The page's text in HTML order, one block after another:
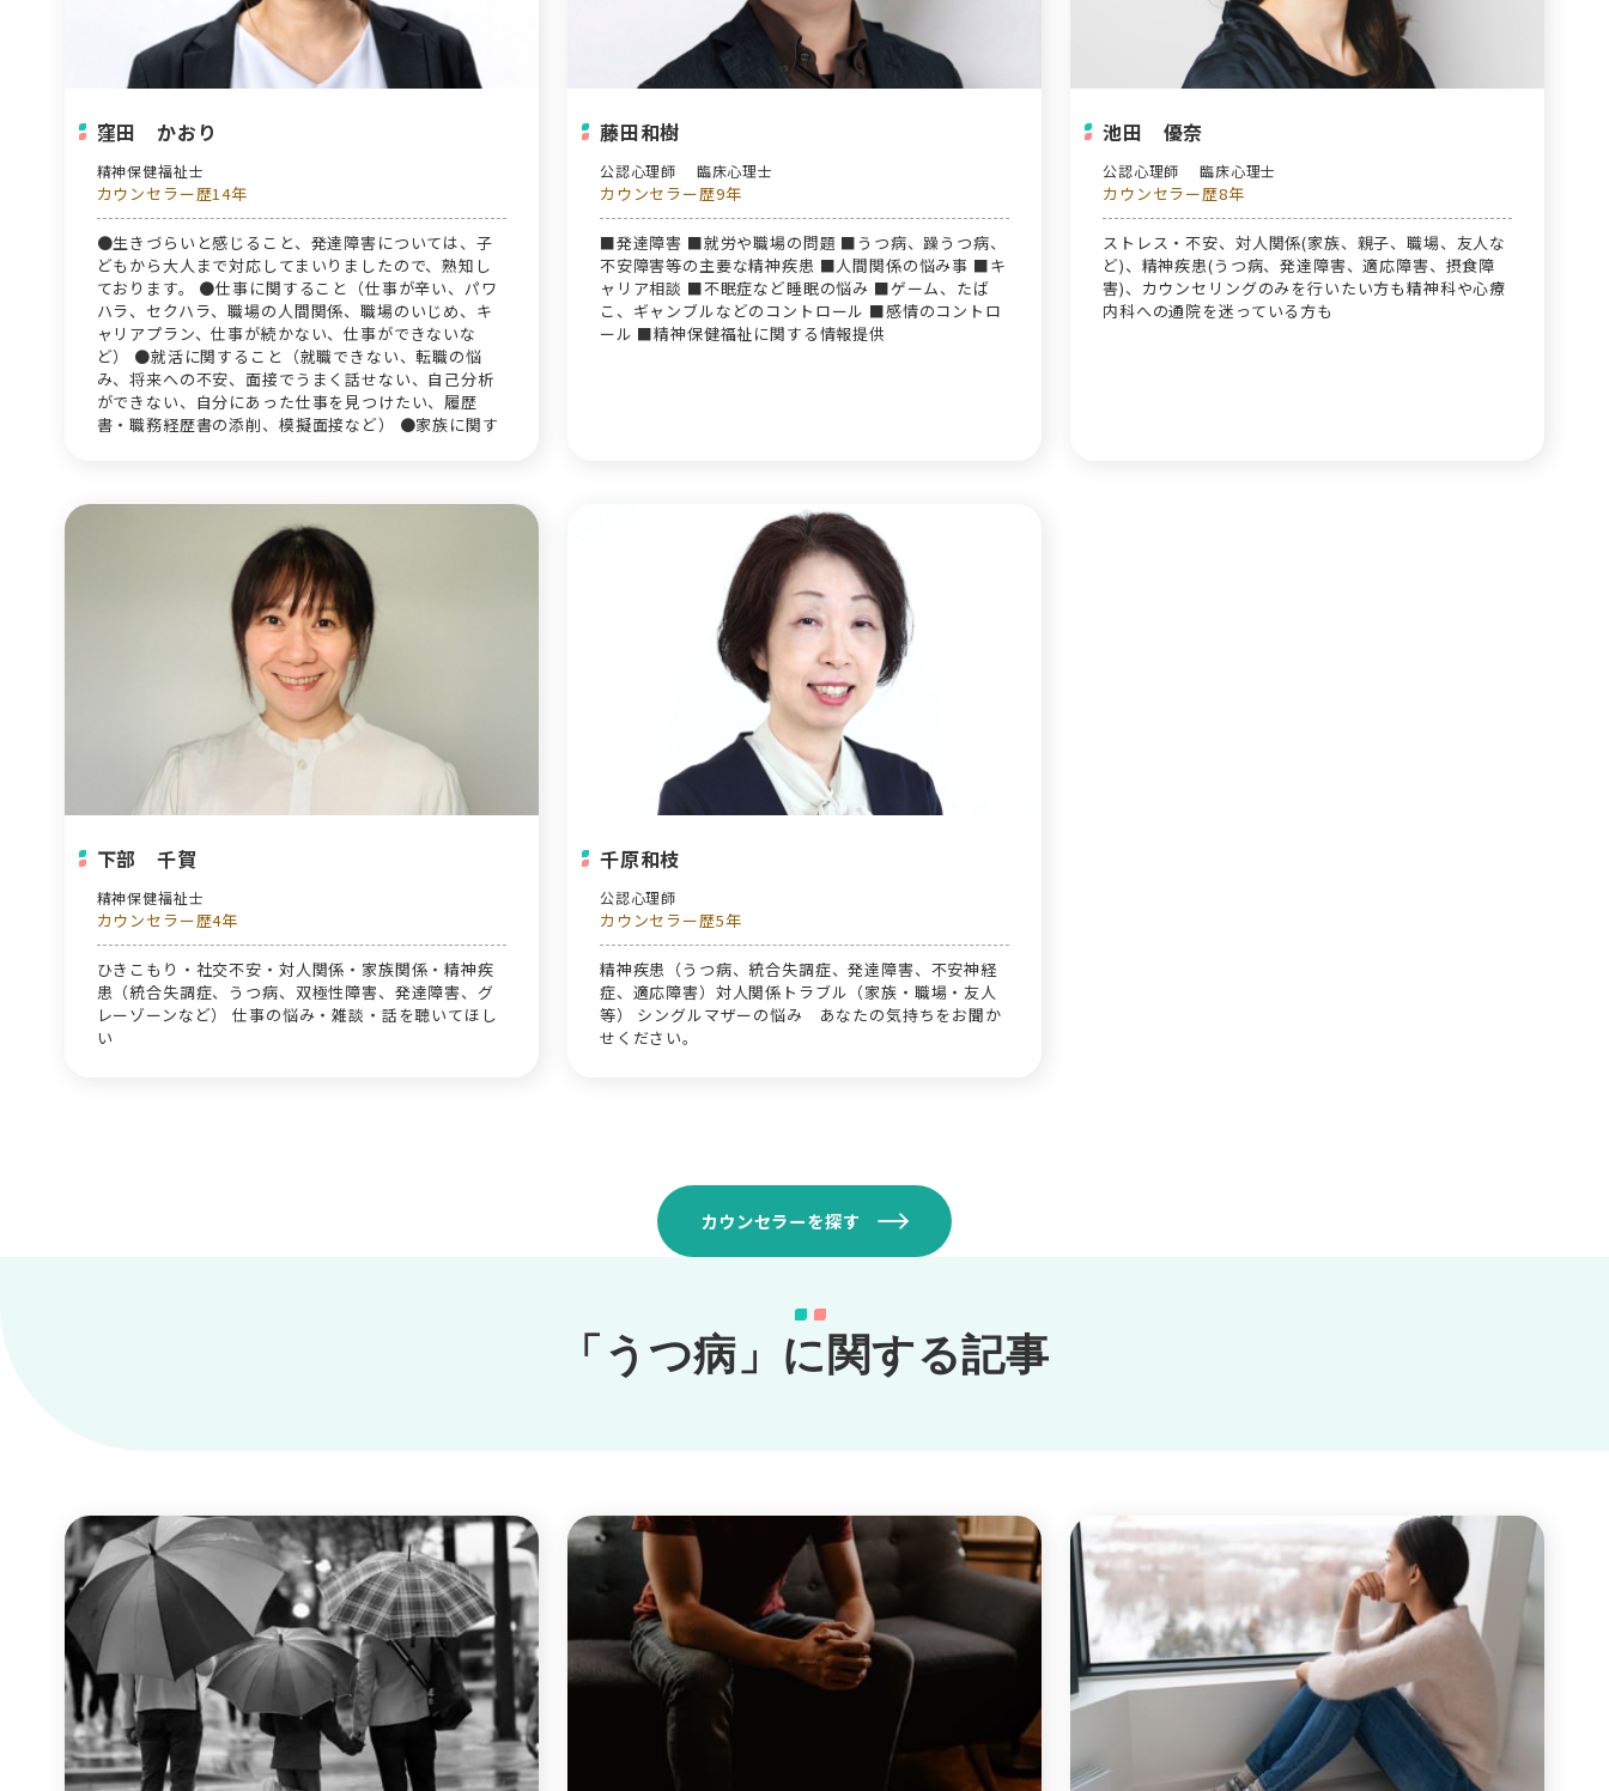
窪田 かおり
精神保健福祉士
カウンセラー歴14年
●生きづらいと感じること、発達障害については、子
どもから大人まで対応してまいりましたので、熟知し
ております。 ●仕事に関すること（仕事が辛い、パワ
ハラ、セクハラ、職場の人間関係、職場のいじめ、キ
ャリアプラン、仕事が続かない、仕事ができないな
ど） ●就活に関すること（就職できない、転職の悩
み、将来への不安、面接でうまく話せない、自己分析
ができない、自分にあった仕事を見つけたい、履歴
書・職務経歴書の添削、模擬面接など） ●家族に関す
とのカウンセリングの経験が多いです。
藤田和樹
公認心理師 臨床心理士
カウンセラー歴9年
■発達障害 ■就労や職場の問題 ■うつ病、躁うつ病、
不安障害等の主要な精神疾患 ■人間関係の悩み事 ■キ
ャリア相談 ■不眠症など睡眠の悩み ■ゲーム、たば
こ、ギャンブルなどのコントロール ■感情のコントロ
ール ■精神保健福祉に関する情報提供
池田 優奈
公認心理師 臨床心理士
カウンセラー歴8年
ストレス・不安、対人関係(家族、親子、職場、友人な
ど)、精神疾患(うつ病、発達障害、適応障害、摂食障
害)、カウンセリングのみを行いたい方も精神科や心療
内科への通院を迷っている方も
下部 千賀
精神保健福祉士
カウンセラー歴4年
ひきこもり・社交不安・対人関係・家族関係・精神疾
患（統合失調症、うつ病、双極性障害、発達障害、グ
レーゾーンなど） 仕事の悩み・雑談・話を聴いてほし
い
千原和枝
公認心理師
カウンセラー歴5年
精神疾患（うつ病、統合失調症、発達障害、不安神経
症、適応障害）対人関係トラブル（家族・職場・友人
等） シングルマザーの悩み あなたの気持ちをお聞か
せください。
カウンセラーを探す
「うつ病」に関する記事